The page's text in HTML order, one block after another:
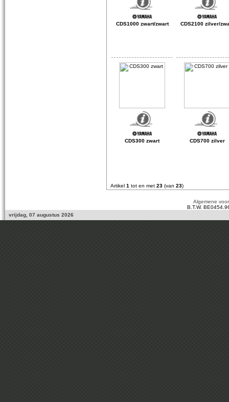
CDS1000 zwart/zwart CDS2100 zilver/
CDS300 zwart CDS700 zilver
Artikel 1 tot en met 23 (van 23)
Algemene
B.T.W.
vrijdag, 07 augustus 2026